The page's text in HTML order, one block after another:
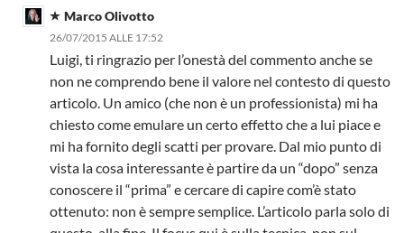
Marco Olivotto
26/07/2015 ALLE 17:52
Luigi, ti ringrazio per l’onestà del commento anche se
non ne comprendo bene il valore nel contesto di questo
articolo. Un amico (che non è un professionista) mi ha
chiesto come emulare un certo effetto che a lui piace e
mi ha fornito degli scatti per provare. Dal mio punto di
vista la cosa interessante è partire da un “dopo” senza
conoscere il “prima” e cercare di capire com’è stato
ottenuto: non è sempre semplice. L’articolo parla solo di